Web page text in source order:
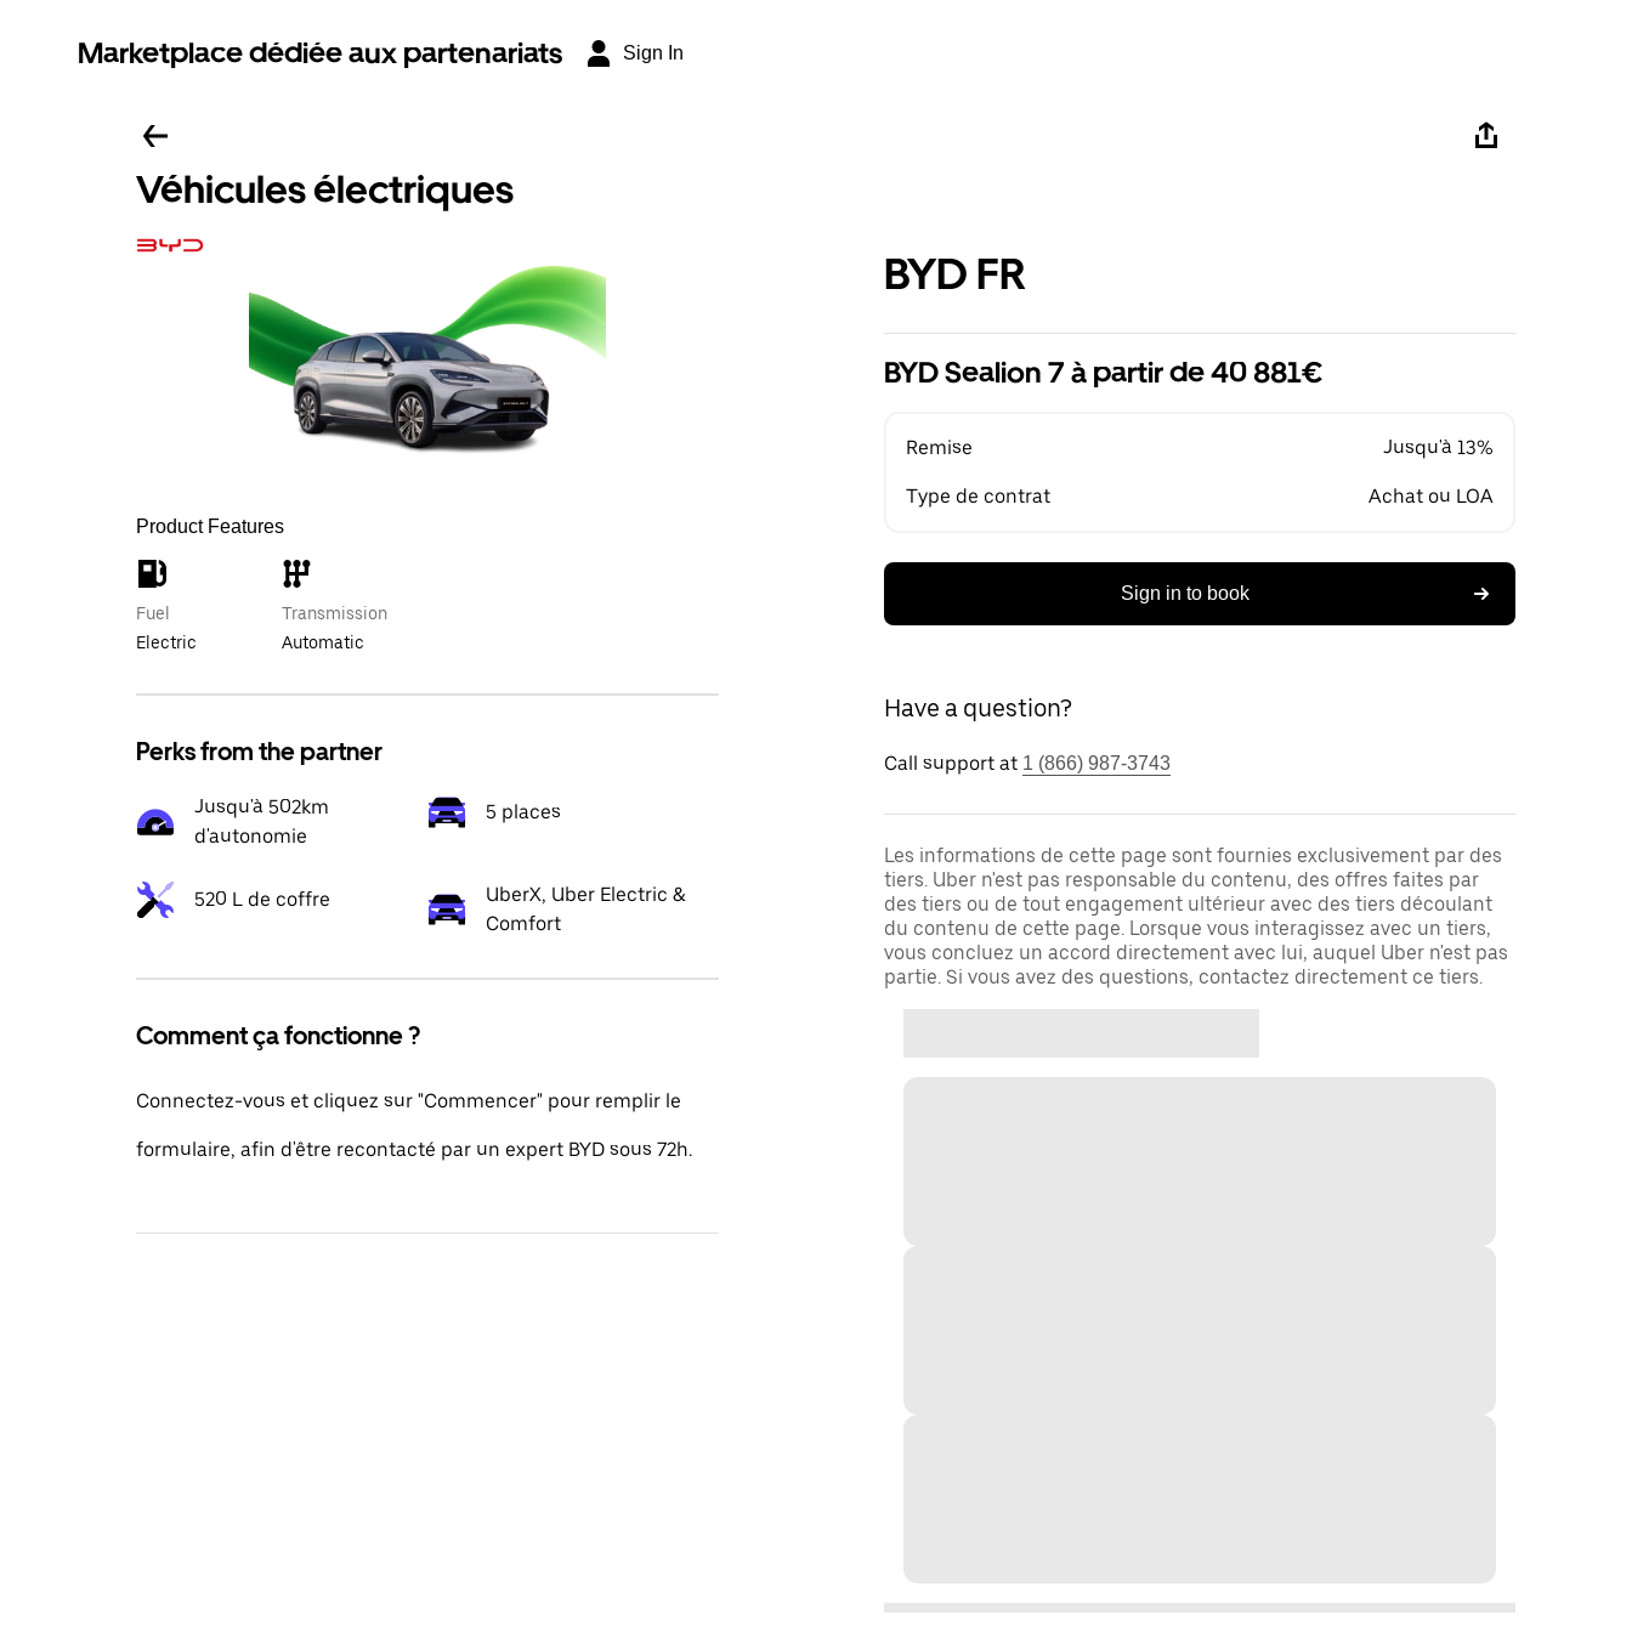
Marketplace dédiée aux partenariats Sign In
Véhicules électriques
Product Features
Fuel
Electric
Transmission
Automatic
Perks from the partner
Jusqu'à 502km
d'autonomie
5 places
520 L de coffre
UberX, Uber Electric &
Comfort
Comment ça fonctionne ?
Connectez-vous et cliquez sur "Commencer" pour remplir le
formulaire, afin d'être recontacté par un expert BYD sous 72h.
BYD FR
BYD Sealion 7 à partir de 40 881€
Remise Jusqu'à 13%
Type de contrat Achat ou LOA
Sign in to book
Have a question?
Call support at 1 (866) 987-3743
Les informations de cette page sont fournies exclusivement par des
tiers. Uber n'est pas responsable du contenu, des offres faites par
des tiers ou de tout engagement ultérieur avec des tiers découlant
du contenu de cette page. Lorsque vous interagissez avec un tiers,
vous concluez un accord directement avec lui, auquel Uber n'est pas
partie. Si vous avez des questions, contactez directement ce tiers.